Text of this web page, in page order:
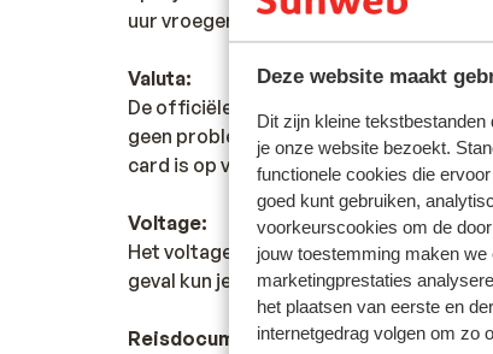
Deze website maakt
Dit zijn kleine
je onze website bezoekt.
functionele cookies die
goed kunt gebruiken,
voorkeurscookies om de
jouw toestemming maken
marketingprestaties
het plaatsen van eerste en
internetgedrag volgen om zo
uur vroeger dan in Nederland. Dit geldt
Valuta:
De officiële munteenheid van Spanje is
geen probleem. Vrijwel overal zijn
card is op vele plaatsen mogelijk.
Voltage:
Het voltage is net als in Nederland 220
geval kun je een tussenstekker in de
Reisdocumenten: